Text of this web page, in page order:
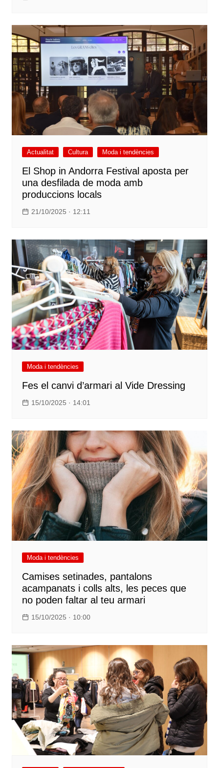
Actualitat Cultura Moda i tendències
El Shop in Andorra Festival aposta per
una desfilada de moda amb
produccions locals
21/10/2025 · 12:11
Moda i tendències
Fes el canvi d’armari al Vide Dressing
15/10/2025 · 14:01
Moda i tendències
Camises setinades, pantalons
acampanats i colls alts, les peces que
no poden faltar al teu armari
15/10/2025 · 10:00